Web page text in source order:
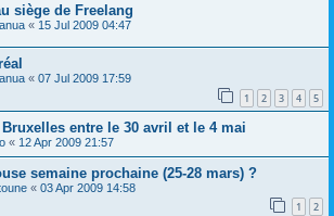
siège de Freelang
« 15 Jul 2009 04:47
« 07 Jul 2009 17:59
1 2 3 4 5
entre le 30 avril et le 4 mai
« 12 Apr 2009 21:57
semaine prochaine (25-28 mars) ?
« 03 Apr 2009 14:58
1 2